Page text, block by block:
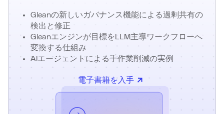
Gleanの新しいガバナンス機能による過剰共有の
検出と修正
Gleanエンジンが目標をLLM主導ワークフローへ
変換する仕組み
AIエージェントによる手作業削減の実例
電子書籍を入手